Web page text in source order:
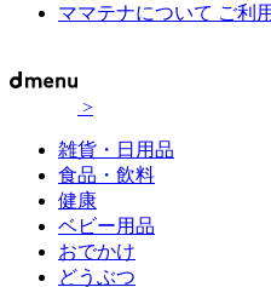
ママテナについて ご利
>
雑貨・日用品
食品・飲料
健康
ベビー用品
おでかけ
どうぶつ